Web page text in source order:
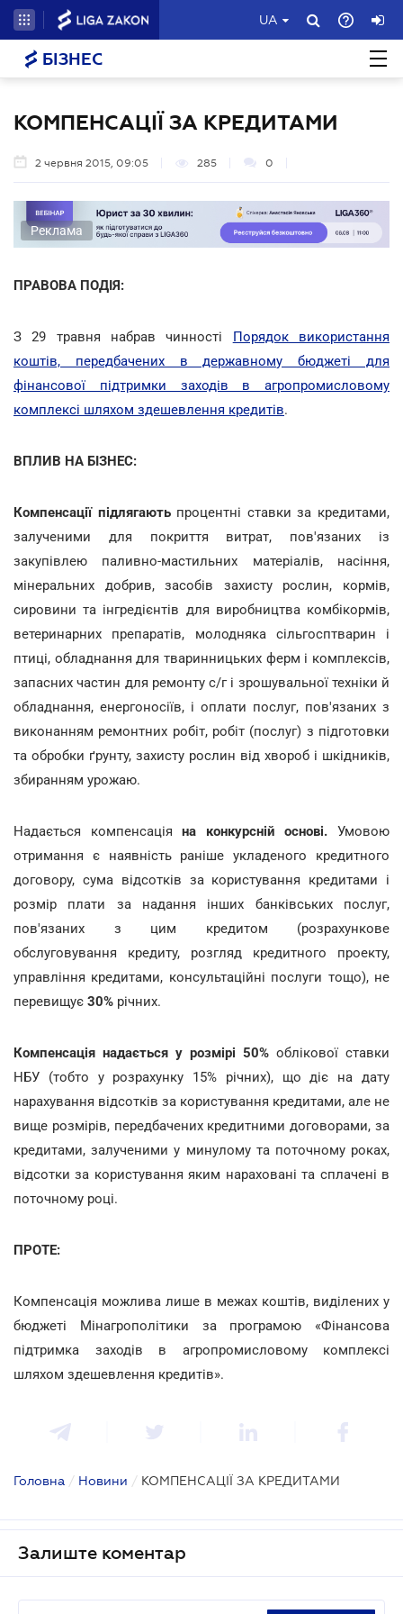
UA
БІЗНЕС
КОМПЕНСАЦІЇ ЗА КРЕДИТАМИ
2 червня 2015, 09:05 285 0
Реклама
ПРАВОВА ПОДІЯ:
З 29 травня набрав чинності Порядок використання
коштів, передбачених в державному бюджеті для
фінансової підтримки заходів в агропромисловому
комплексі шляхом здешевлення кредитів.
ВПЛИВ НА БІЗНЕС:
Компенсації підлягаютьпроцентні ставки за кредитами,
залученими для покриття витрат, пов'язаних із
закупівлею паливно-мастильних матеріалів, насіння,
мінеральних добрив, засобів захисту рослин, кормів,
сировини та інгредієнтів для виробництва комбікормів,
ветеринарних препаратів, молодняка сільгосптварин і
птиці, обладнання для тваринницьких ферм і комплексів,
запасних частин для ремонту с/г і зрошувальної техніки й
обладнання, енергоносіїв, і оплати послуг, пов'язаних з
виконанням ремонтних робіт, робіт (послуг) з підготовки
та обробки ґрунту, захисту рослин від хвороб і шкідників,
збиранням урожаю.
Надається компенсаціяна конкурсній основі.Умовою
отримання є наявність раніше укладеного кредитного
договору, сума відсотків за користування кредитами і
розмір плати за надання інших банківських послуг,
пов'язаних з цим кредитом (розрахункове
обслуговування кредиту, розгляд кредитного проекту,
управління кредитами, консультаційні послуги тощо), не
перевищує 30% річних.
Компенсація надається у розмірі 50% облікової ставки
НБУ (тобто у розрахунку 15% річних), що діє на дату
нарахування відсотків за користування кредитами, але не
вище розмірів, передбачених кредитними договорами, за
кредитами, залученими у минулому та поточному роках,
відсотки за користування яким нараховані та сплачені в
поточному році.
ПРОТЕ:
Компенсація можлива лише в межах коштів, виділених у
бюджеті Мінагрополітики за програмою «Фінансова
підтримка заходів в агропромисловому комплексі
шляхом здешевлення кредитів».
Головна / Новини / КОМПЕНСАЦІЇ ЗА КРЕДИТАМИ
Залиште коментар